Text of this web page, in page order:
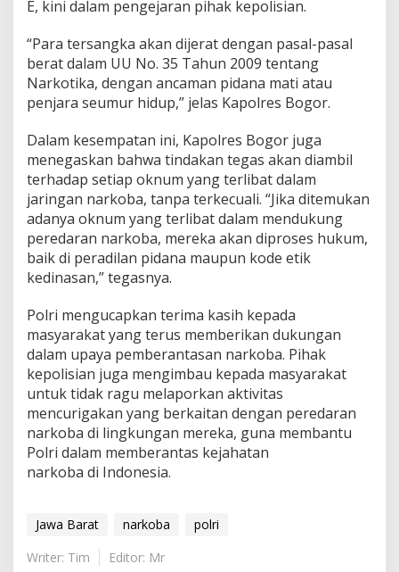
E, kini dalam pengejaran pihak kepolisian.
“Para tersangka akan dijerat dengan pasal-pasal
berat dalam UU No. 35 Tahun 2009 tentang
Narkotika, dengan ancaman pidana mati atau
penjara seumur hidup,” jelas Kapolres Bogor.
Dalam kesempatan ini, Kapolres Bogor juga
menegaskan bahwa tindakan tegas akan diambil
terhadap setiap oknum yang terlibat dalam
jaringan narkoba, tanpa terkecuali. “Jika ditemukan
adanya oknum yang terlibat dalam mendukung
peredaran narkoba, mereka akan diproses hukum,
baik di peradilan pidana maupun kode etik
kedinasan,” tegasnya.
Polri mengucapkan terima kasih kepada
masyarakat yang terus memberikan dukungan
dalam upaya pemberantasan narkoba. Pihak
kepolisian juga mengimbau kepada masyarakat
untuk tidak ragu melaporkan aktivitas
mencurigakan yang berkaitan dengan peredaran
narkoba di lingkungan mereka, guna membantu
Polri dalam memberantas kejahatan
narkoba di Indonesia.
Jawa Barat narkoba
polri
Writer: Tim
Editor: Mr